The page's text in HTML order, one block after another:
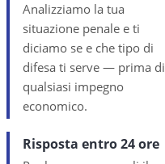
Analizziamo la tua
situazione penale e ti
diciamo se e che tipo di
difesa ti serve — prima di
qualsiasi impegno
economico.
Risposta entro 24 ore